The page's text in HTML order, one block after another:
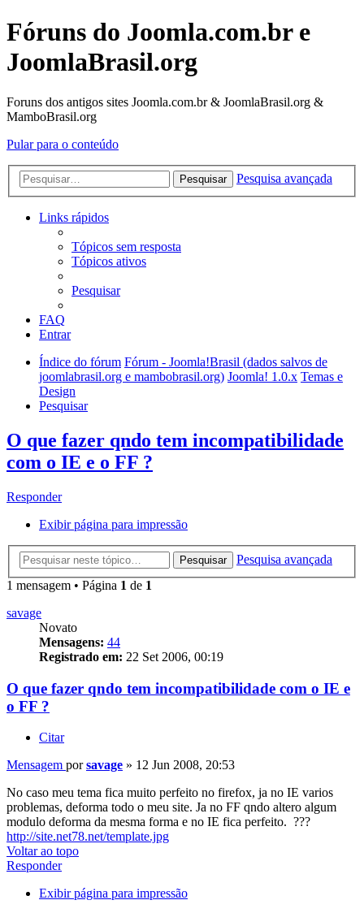
Fóruns do Joomla.com.br e
JoomlaBrasil.org
Foruns dos antigos sites Joomla.com.br & JoomlaBrasil.org &
MamboBrasil.org
Pular para o conteúdo
Pesquisar Pesquisa avançada
Links rápidos
Tópicos sem resposta
Tópicos ativos
Pesquisar
FAQ
Entrar
Índice do fórum Fórum - Joomla!Brasil (dados salvos de
joomlabrasil.org e mambobrasil.org) Joomla! 1.0.x Temas e
Design
Pesquisar
O que fazer qndo tem incompatibilidade
com o IE e o FF ?
Responder
Exibir página para impressão
Pesquisar
Pesquisa avançada
1 mensagem • Página 1 de 1
savage
Novato
Mensagens: 44
Registrado em: 22 Set 2006, 00:19
O que fazer qndo tem incompatibilidade com o IE e
o FF ?
Citar
Mensagem porsavage » 12 Jun 2008, 20:53
No caso meu tema fica muito perfeito no firefox, ja no IE varios
problemas, deforma todo o meu site. Ja no FF qndo altero algum
modulo deforma da mesma forma e no IE fica perfeito. ???
http://site.net78.net/template.jpg
Voltar ao topo
Responder
Exibir página para impressão